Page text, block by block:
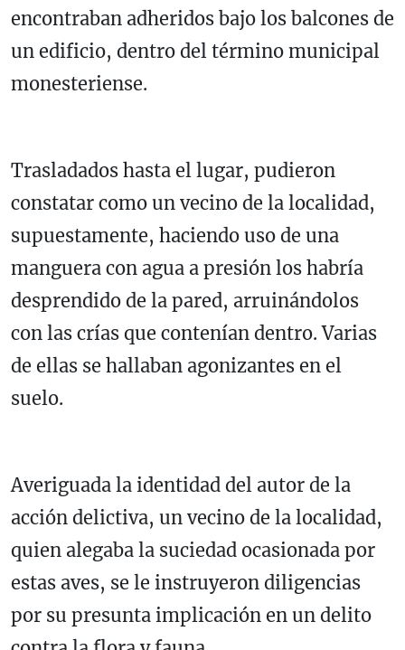
encontraban adheridos bajo los balcones de
un edificio, dentro del término municipal
monesteriense.
Trasladados hasta el lugar, pudieron
constatar como un vecino de la localidad,
supuestamente, haciendo uso de una
manguera con agua a presión los habría
desprendido de la pared, arruinándolos
con las crías que contenían dentro. Varias
de ellas se hallaban agonizantes en el
suelo.
Averiguada la identidad del autor de la
acción delictiva, un vecino de la localidad,
quien alegaba la suciedad ocasionada por
estas aves, se le instruyeron diligencias
por su presunta implicación en un delito